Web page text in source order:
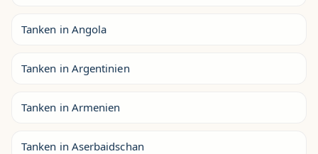
Tanken in Angola
Tanken in Argentinien
Tanken in Armenien
Tanken in Aserbaidschan